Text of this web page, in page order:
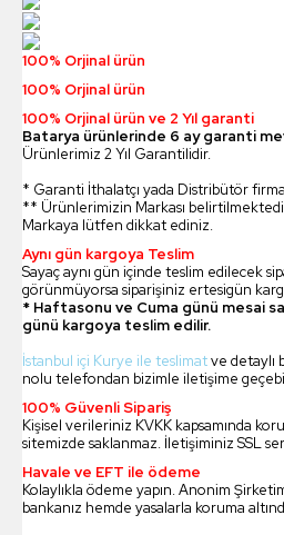
100% Orjinal ürün
100% Orjinal ürün
100% Orjinal ürün ve 2 Yıl garanti
Batarya ürünlerinde 6 ay garanti
Ürünlerimiz 2 Yıl Garantilidir.
* Garanti İthalatçı yada Distribütör
** Ürünlerimizin Markası
Markaya lütfen dikkat ediniz.
Aynı gün kargoya Teslim
Sayaç aynı gün içinde teslim edilecek
görünmüyorsa siparişiniz ertesigün
* Haftasonu ve Cuma günü mesai
günü kargoya teslim edilir.
İstanbul içi Kurye ile teslimatve detaylı
nolu telefondan bizimle iletişime
100% Güvenli Sipariş
Kişisel verileriniz KVKK kapsamında
sitemizde saklanmaz. İletişiminiz SSL
Havale ve EFT ile ödeme
Kolaylıkla ödeme yapın. Anonim
bankanız hemde yasalarla koruma